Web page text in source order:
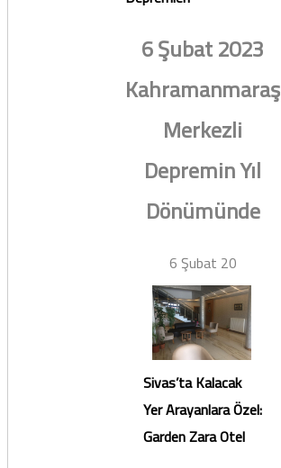
6 Şubat 2023
Kahramanmaraş
Merkezli
Depremin Yıl
Dönümünde
6 Şubat 20
Sivas’ta Kalacak
Yer Arayanlara Özel:
Garden Zara Otel